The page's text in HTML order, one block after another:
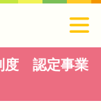
度 認定事業